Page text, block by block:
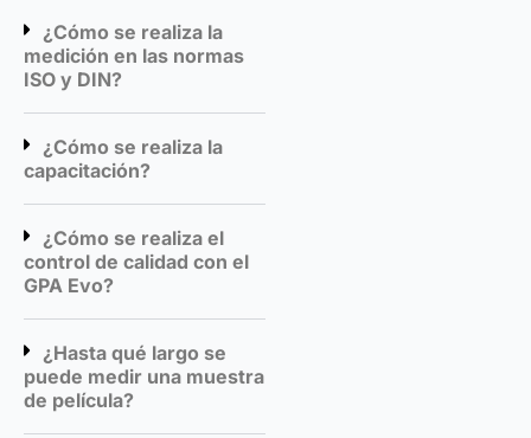
¿Cómo se realiza la
medición en las normas
ISO y DIN?
¿Cómo se realiza la
capacitación?
¿Cómo se realiza el
control de calidad con el
GPA Evo?
¿Hasta qué largo se
puede medir una muestra
de película?